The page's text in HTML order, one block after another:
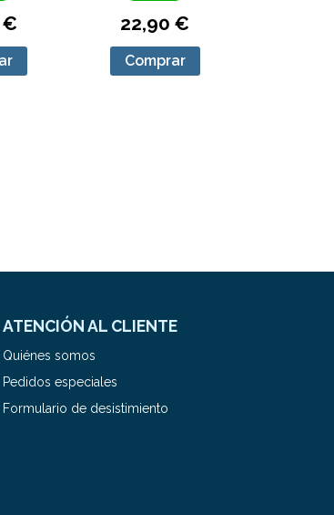
€ 22,90 €
Comprar
ATENCIÓN AL CLIENTE
Quiénes somos
Pedidos especiales
Formulario de desistimiento